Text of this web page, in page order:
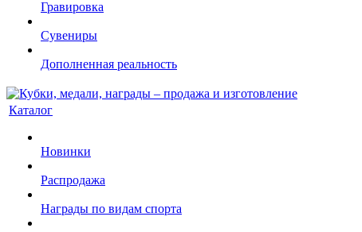
Гравировка
Сувениры
Дополненная реальность
Каталог
Новинки
Распродажа
Награды по видам спорта